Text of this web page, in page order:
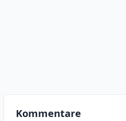
Kommentare